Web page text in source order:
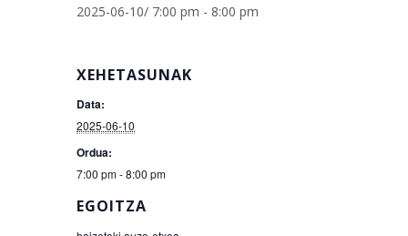
2025-06-10/ 7:00 pm - 8:00 pm
XEHETASUNAK
Data:
2025-06-10
Ordua:
7:00 pm - 8:00 pm
EGOITZA